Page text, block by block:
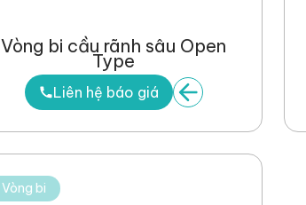
Vòng bi cầu rãnh sâu Open
Type
Liên hệ báo giá
Vòng bi